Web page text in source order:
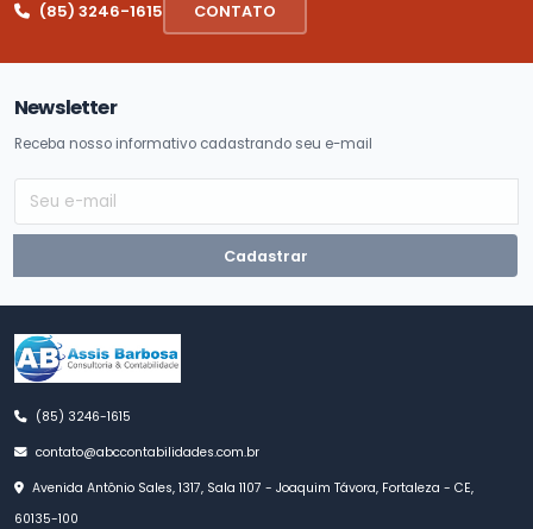
(85) 3246-1615 CONTATO
Newsletter
Receba nosso informativo cadastrando seu e-mail
Cadastrar
(85) 3246-1615
contato@abccontabilidades.com.br
Avenida Antônio Sales, 1317, Sala 1107 - Joaquim Távora, Fortaleza - CE,
60135-100